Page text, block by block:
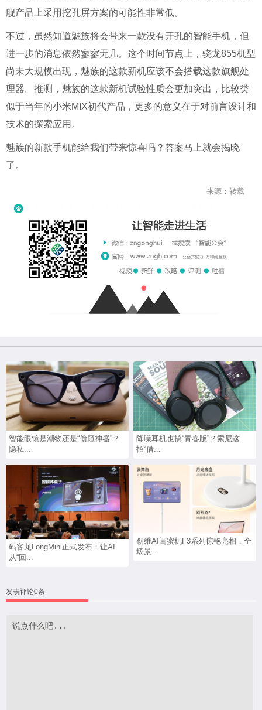
舰产品上采用挖孔屏方案的可能性非常低。
不过，虽然知道魅族将会带来一款没有开孔的智能手机，但
进一步的消息依然寥寥无几。这个时间节点上，骁龙855机型
尚未大规模出现，魅族的这款新机应该不会搭载这款旗舰处
理器。推测，魅族的这款新机试验性质会更加突出，比较类
似于当年的小米MIX初代产品，更多的意义在于对前言设计和
技术的探索应用。
魅族的新款手机能给我们带来惊喜吗？答案马上就会揭晓
了。
来源：转载
智能眼镜是潮物还是“偷窥神器”？
隐私...
降噪耳机也搞“青春版”？索尼这
招“借...
码客龙LongMini正式发布：让AI
从“回...
创维AI闺蜜机F3系列惊艳亮相，全
场景...
发表评论0条